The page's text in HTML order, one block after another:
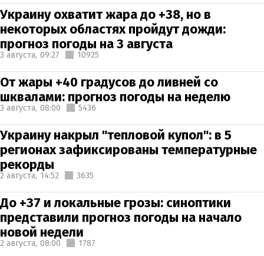
Украину охватит жара до +38, но в
некоторых областях пройдут дожди:
прогноз погоды на 3 августа
3 августа, 09:27 10925
От жары +40 градусов до ливней со
шквалами: прогноз погоды на неделю
3 августа, 08:00 5436
Украину накрыл "тепловой купол": в 5
регионах зафиксированы температурные
рекорды
2 августа, 14:52 3635
До +37 и локальные грозы: синоптики
представили прогноз погоды на начало
новой недели
2 августа, 08:00 1787